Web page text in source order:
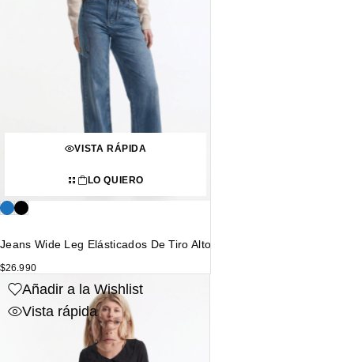
VISTA RÁPIDA
LO QUIERO
Jeans Wide Leg Elásticados De Tiro Alto
$26.990
Añadir a la Wishlist
Vista rápida